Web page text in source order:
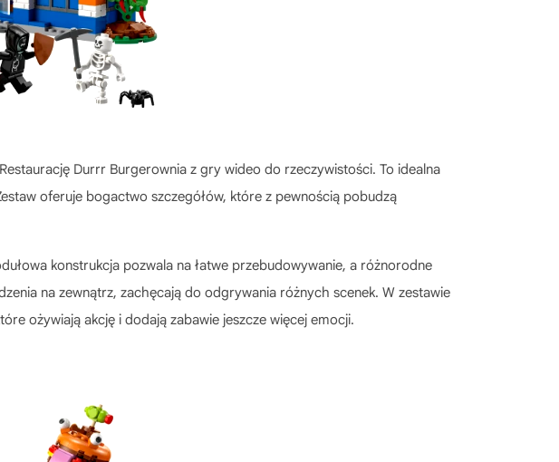
Durrr Burgerownia z gry wideo do rzeczywistości. To idealna
oferuje bogactwo szczegółów, które z pewnością pobudzą
konstrukcja pozwala na łatwe przebudowywanie, a różnorodne
na zewnątrz, zachęcają do odgrywania różnych scenek. W zestawie
ożywiają akcję i dodają zabawie jeszcze więcej emocji.